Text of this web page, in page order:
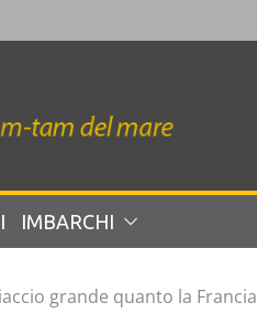
IMBARCHI
grande quanto la Francia